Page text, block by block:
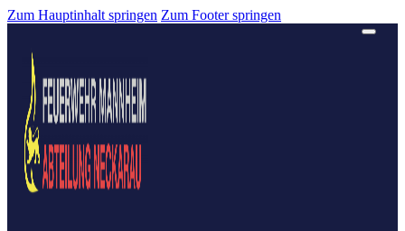
Zum Hauptinhalt springen Zum Footer springen